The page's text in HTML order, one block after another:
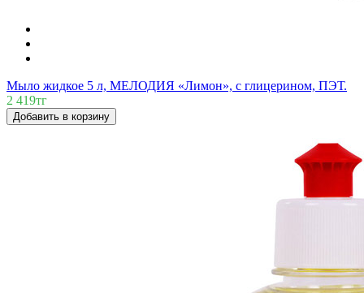
Мыло жидкое 5 л, МЕЛОДИЯ «Лимон», с глицерином, ПЭТ.
2 419тг
Добавить в корзину